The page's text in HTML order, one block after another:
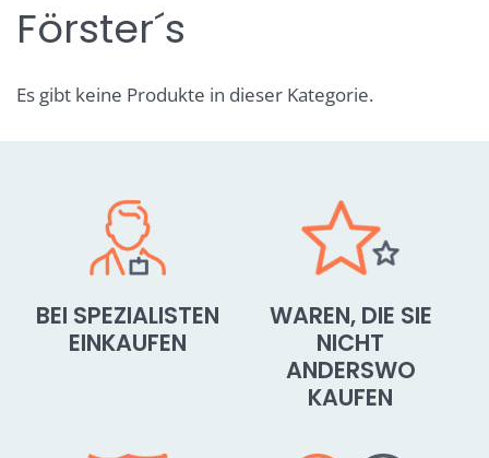
Förster´s
Es gibt keine Produkte in dieser Kategorie.
BEI SPEZIALISTEN
EINKAUFEN
WAREN, DIE SIE
NICHT
ANDERSWO
KAUFEN